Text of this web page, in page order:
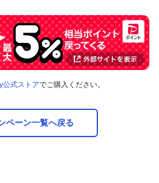
公式ストアでご購入ください。
ペーン一覧へ戻る